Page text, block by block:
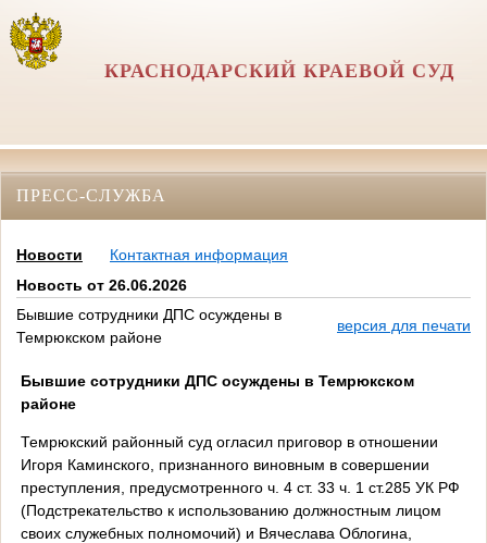
КРАСНОДАРСКИЙ КРАЕВОЙ СУД
ПРЕСС-СЛУЖБА
Новости
Контактная информация
Новость от 26.06.2026
Бывшие сотрудники ДПС осуждены в
Темрюкском районе
версия для печати
Бывшие сотрудники ДПС осуждены в Темрюкском
районе
Темрюкский районный суд огласил приговор в отношении
Игоря Каминского, признанного виновным в совершении
преступления, предусмотренного ч. 4 ст. 33 ч. 1 ст.285 УК РФ
(Подстрекательство к использованию должностным лицом
своих служебных полномочий) и Вячеслава Облогина,